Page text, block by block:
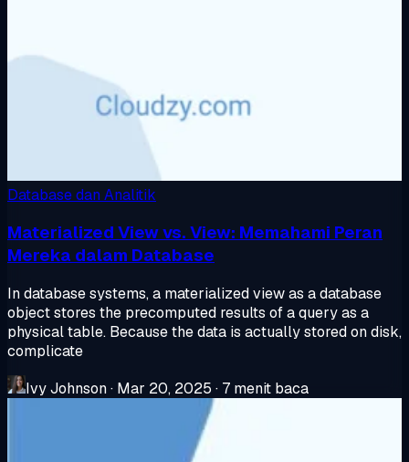
Database dan Analitik
Materialized View vs. View: Memahami Peran
Mereka dalam Database
In database systems, a materialized view as a database
object stores the precomputed results of a query as a
physical table. Because the data is actually stored on disk,
complicate
Ivy Johnson· Mar 20, 2025 · 7 menit baca